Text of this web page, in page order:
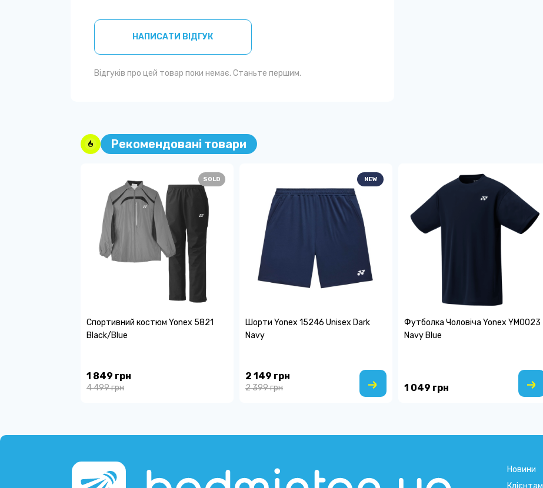
НАПИСАТИ ВІДГУК
Відгуків про цей товар поки немає. Станьте першим.
Рекомендовані товари
SOLD
Спортивний костюм Yonex 5821
Black/Blue
1 849 грн
4 499 грн
NEW
Шорти Yonex 15246 Unisex Dark
Navy
2 149 грн
2 399 грн
Футболка Чоловіча Yonex YM0023
Navy Blue
1 049 грн
Новини